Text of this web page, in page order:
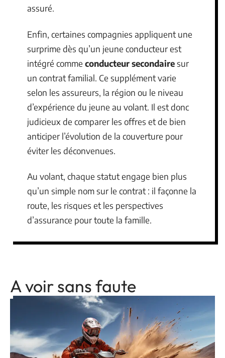
assuré.
Enfin, certaines compagnies appliquent une
surprime dès qu’un jeune conducteur est
intégré comme conducteur secondairesur
un contrat familial. Ce supplément varie
selon les assureurs, la région ou le niveau
d’expérience du jeune au volant. Il est donc
judicieux de comparer les offres et de bien
anticiper l’évolution de la couverture pour
éviter les déconvenues.
Au volant, chaque statut engage bien plus
qu’un simple nom sur le contrat : il façonne la
route, les risques et les perspectives
d’assurance pour toute la famille.
A voir sans faute